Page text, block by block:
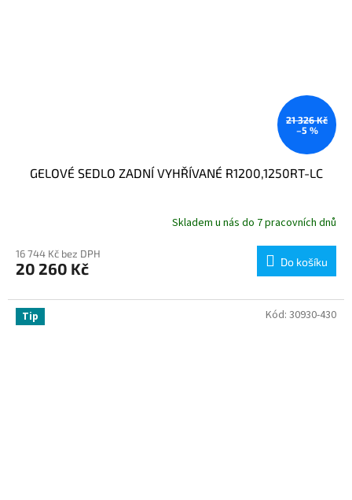
21 326 Kč
–5 %
GELOVÉ SEDLO ZADNÍ VYHŘÍVANÉ R1200,1250RT-LC
Skladem u nás do 7 pracovních dnů
16 744 Kč bez DPH
20 260 Kč Do košíku
Tip Kód: 30930-430